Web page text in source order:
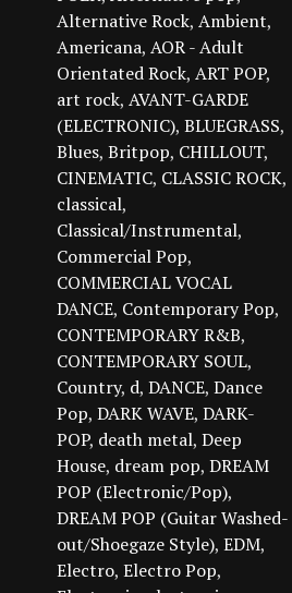
Alternative Rock Ambient
Americana AOR - Adult
Orientated Rock ART POP
art rock AVANT-GARDE
(ELECTRONIC) BLUEGRASS
Blues Britpop CHILLOUT
CINEMATIC CLASSIC ROCK
classical
Classical/Instrumental
Commercial Pop
COMMERCIAL VOCAL
DANCE Contemporary Pop
CONTEMPORARY R&B
CONTEMPORARY SOUL
Country d DANCE Dance
Pop DARK WAVE DARK-
POP death metal Deep
House dream pop DREAM
POP (Electronic/Pop)
DREAM POP (Guitar Washed-
out/Shoegaze Style) EDM
Electro Electro Pop